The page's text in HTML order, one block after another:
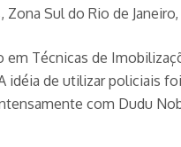
Sul do Rio de
Técnicas de
idéia de utilizar policiais
com Dudu